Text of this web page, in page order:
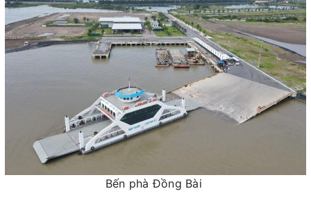
Bến phà Đồng Bài